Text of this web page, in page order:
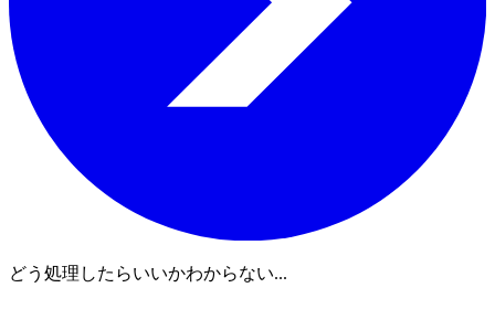
どう処理したらいいかわからない...